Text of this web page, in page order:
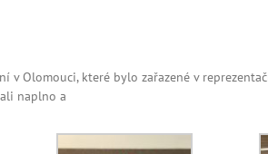
v Olomouci, které bylo zařazené v
naplno a